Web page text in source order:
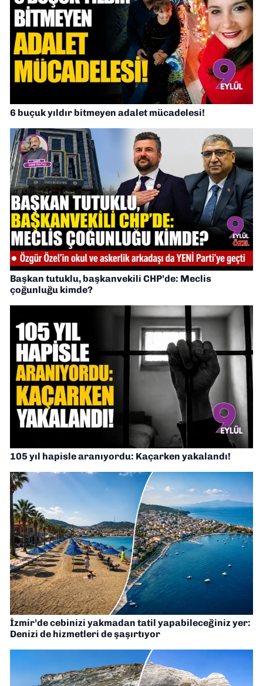
6 buçuk yıldır bitmeyen adalet mücadelesi!
Başkan tutuklu, başkanvekili CHP’de: Meclis
çoğunluğu kimde?
105 yıl hapisle aranıyordu: Kaçarken yakalandı!
İzmir’de cebinizi yakmadan tatil yapabileceğiniz yer:
Denizi de hizmetleri de şaşırtıyor